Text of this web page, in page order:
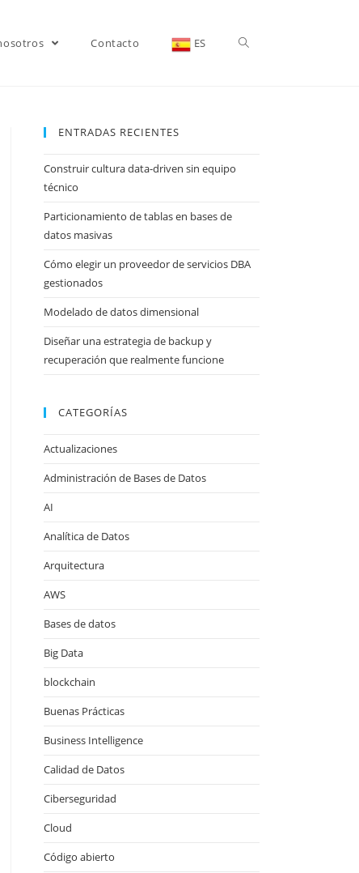
Contacto ES
ENTRADAS RECIENTES
Construir cultura data-driven sin equipo
técnico
Particionamiento de tablas en bases de
datos masivas
Cómo elegir un proveedor de servicios DBA
gestionados
Modelado de datos dimensional
Diseñar una estrategia de backup y
recuperación que realmente funcione
CATEGORÍAS
Actualizaciones
Administración de Bases de Datos
AI
Analítica de Datos
Arquitectura
AWS
Bases de datos
Big Data
blockchain
Buenas Prácticas
Business Intelligence
Calidad de Datos
Ciberseguridad
Cloud
Código abierto